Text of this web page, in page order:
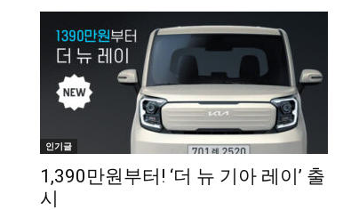
인기글
1,390만원부터! ‘더 뉴 기아 레이’ 출
시